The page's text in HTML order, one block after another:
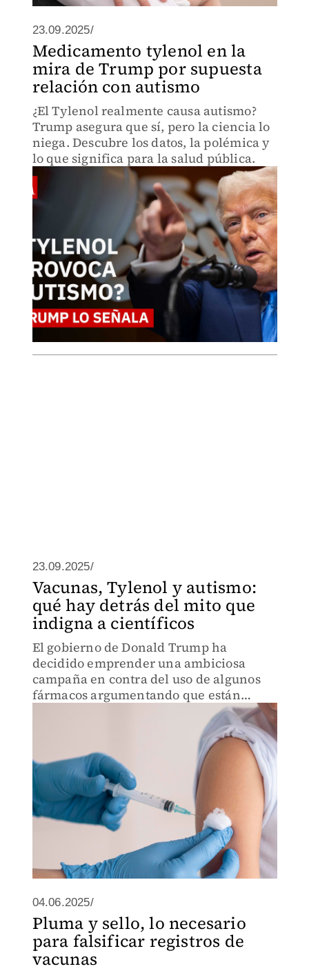
23.09.2025/
Medicamento tylenol en la
mira de Trump por supuesta
relación con autismo
¿El Tylenol realmente causa autismo?
Trump asegura que sí, pero la ciencia lo
niega. Descubre los datos, la polémica y
lo que significa para la salud pública.
23.09.2025/
Vacunas, Tylenol y autismo:
qué hay detrás del mito que
indigna a científicos
El gobierno de Donald Trump ha
decidido emprender una ambiciosa
campaña en contra del uso de algunos
fármacos argumentando que están
vinculados con el trastorno del espectro
04.06.2025/
Pluma y sello, lo necesario
para falsificar registros de
vacunas